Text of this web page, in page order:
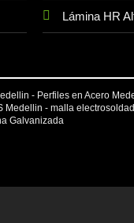
Lámina HR
- Perfiles en Acero
Medellin - malla
Galvanizada